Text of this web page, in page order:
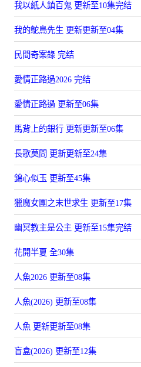
我以紙人鎮百鬼 更新至10集完结
我的鴕鳥先生 更新更新至04集
民間奇案錄 完结
愛情正路過2026 完结
愛情正路過 更新至06集
馬背上的銀行 更新更新至06集
長歌莫問 更新更新至24集
錦心似玉 更新至45集
獵魔女團之末世求生 更新至17集
幽冥教主是公主 更新至15集完结
花開半夏 全30集
人魚2026 更新至08集
人魚(2026) 更新至08集
人魚 更新更新至08集
盲盒(2026) 更新至12集